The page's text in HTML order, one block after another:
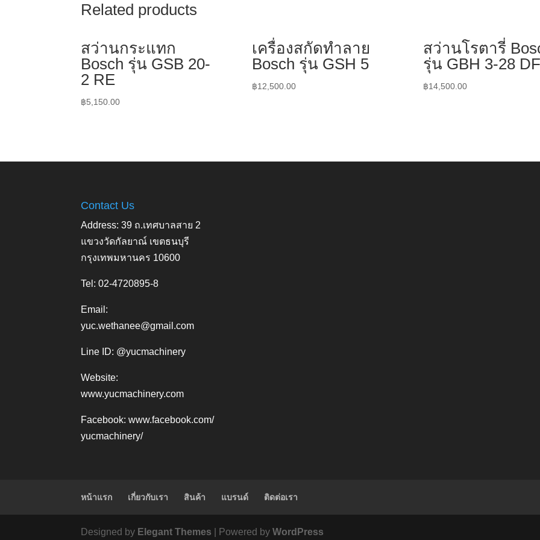
Related products
สว่านกระแทก
Bosch รุ่น GSB 20-
2 RE
฿5,150.00
เครื่องสกัดทำลาย
Bosch รุ่น GSH 5
฿12,500.00
สว่านโรตารี่
รุ่น GBH 3-28
฿14,500.00
Contact Us
Address: 39 ถ.เทศบาลสาย 2
แขวงวัดกัลยาณ์ เขตธนบุรี
กรุงเทพมหานคร 10600
Tel: 02-4720895-8
Email:
yuc.wethanee@gmail.com
Line ID: @yucmachinery
Website:
www.yucmachinery.com
Facebook:www.facebook.com/
yucmachinery/
หน้าแรก เกี่ยวกับเรา สินค้า แบรนด์ ติดต่อเรา
Designed by Elegant Themes | Powered byWordPress